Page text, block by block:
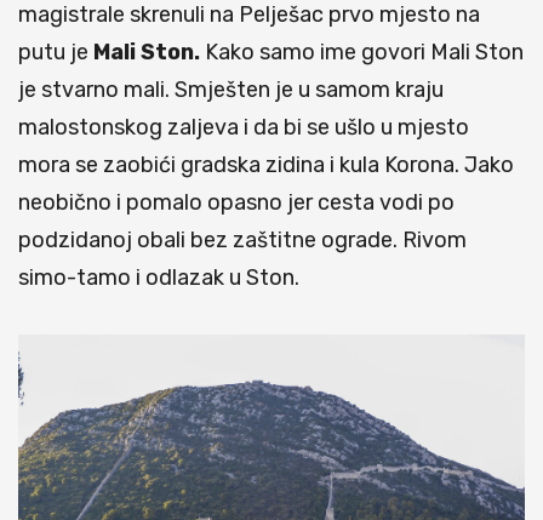
magistrale skrenuli na Pelješac prvo mjesto na
putu je Mali Ston. Kako samo ime govori Mali Ston
je stvarno mali. Smješten je u samom kraju
malostonskog zaljeva i da bi se ušlo u mjesto
mora se zaobići gradska zidina i kula Korona. Jako
neobično i pomalo opasno jer cesta vodi po
podzidanoj obali bez zaštitne ograde. Rivom
simo-tamo i odlazak u Ston.